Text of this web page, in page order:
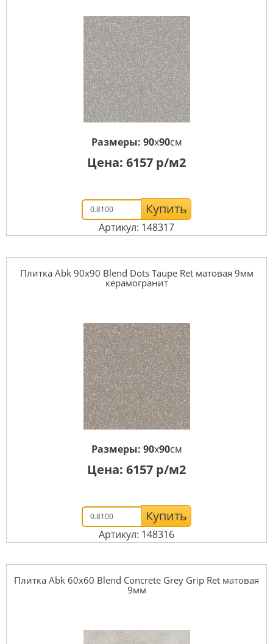
Размеры: 90x90см
Цена: 6157 р/м2
Купить
Артикул: 148317
Плитка Abk 90x90 Blend Dots Taupe Ret матовая 9мм
керамогранит
Размеры: 90x90см
Цена: 6157 р/м2
Купить
Артикул: 148316
Плитка Abk 60x60 Blend Concrete Grey Grip Ret матовая
9мм